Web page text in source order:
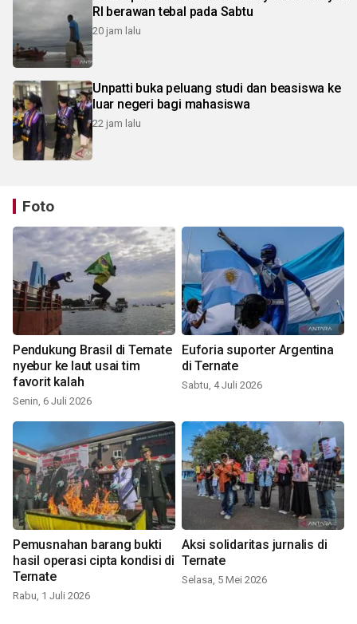
RI berawan tebal pada Sabtu
20 jam lalu
Unpatti buka peluang studi dan beasiswa ke
luar negeri bagi mahasiswa
22 jam lalu
Foto
Pendukung Brasil di Ternate
nyebur ke laut usai tim
favorit kalah
Senin, 6 Juli 2026
Euforia suporter Argentina
di Ternate
Sabtu, 4 Juli 2026
Pemusnahan barang bukti
hasil operasi cipta kondisi di
Ternate
Rabu, 1 Juli 2026
Aksi solidaritas jurnalis di
Ternate
Selasa, 5 Mei 2026